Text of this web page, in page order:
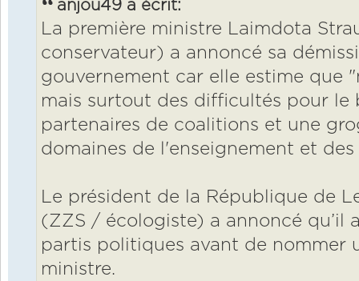
anjou49 a écrit:
La première ministre Laimdota
conservateur) a annoncé sa
gouvernement car elle estime que
mais surtout des difficultés pour le
partenaires de coalitions et une
domaines de l'enseignement et
Le président de la République de
(ZZS / écologiste) a annoncé qu’il
partis politiques avant de nommer
ministre.